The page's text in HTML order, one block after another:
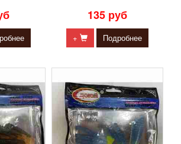
135 руб
+ Подробнее